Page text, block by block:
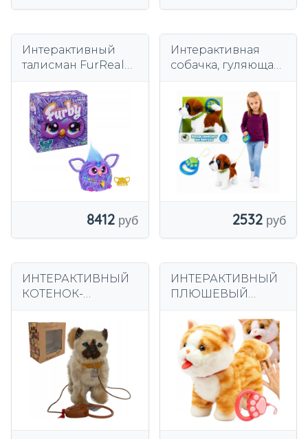
Интерактивный
талисман FurReal
F6743 Свет Звук
Английский
8412
Интерактивная
собачка, гуляющая
коричневого
цвета, от 2 лет.
Статья
2532
ИНТЕРАКТИВНЫЙ
КОТЕНОК-
ПОВОДКЕ, кот
ГУЛЯЕТ, мяукает,
ПОДАРОК
ИНТЕРАКТИВНЫЙ
ПЛЮШЕВЫЙ
ПОВОДКЕ-
ТАСМОН ДЛЯ
ДЕТЕЙ мяукает и
гуляет